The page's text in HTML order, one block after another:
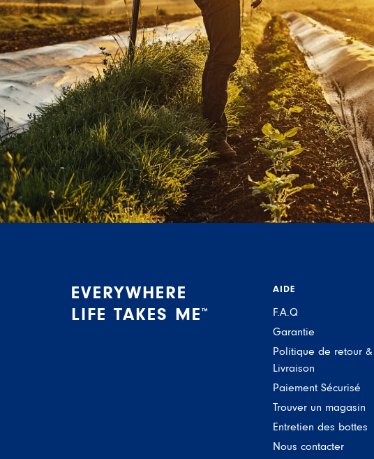
EVERYWHERE
LIFE TAKES ME ™
AIDE
F.A.Q
Garantie
Politique de retour &
Livraison
Paiement Sécurisé
Trouver un magasin
Entretien des bottes
Nous contacter